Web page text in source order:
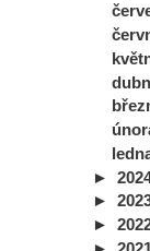
►
►
►